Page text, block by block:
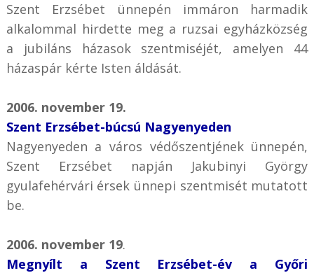
Szent Erzsébet ünnepén immáron harmadik
alkalommal hirdette meg a ruzsai egyházközség
a jubiláns házasok szentmiséjét, amelyen 44
házaspár kérte Isten áldását.
2006. november 19.
Szent Erzsébet-búcsú Nagyenyeden
Nagyenyeden a város védőszentjének ünnepén,
Szent Erzsébet napján Jakubinyi György
gyulafehérvári érsek ünnepi szentmisét mutatott
be.
2006. november 19.
Megnyílt a Szent Erzsébet-év a Győri